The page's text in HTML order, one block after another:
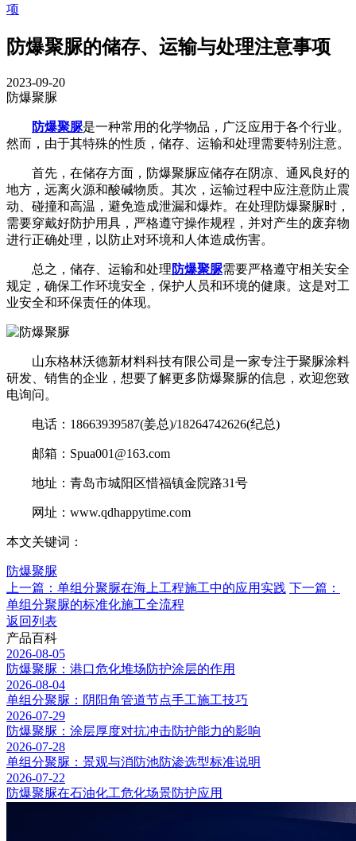
项
防爆聚脲的储存、运输与处理注意事项
2023-09-20
防爆聚脲
防爆聚脲是一种常用的化学物品，广泛应用于各个行业。
然而，由于其特殊的性质，储存、运输和处理需要特别注意。
首先，在储存方面，防爆聚脲应储存在阴凉、通风良好的
地方，远离火源和酸碱物质。其次，运输过程中应注意防止震
动、碰撞和高温，避免造成泄漏和爆炸。在处理防爆聚脲时，
需要穿戴好防护用具，严格遵守操作规程，并对产生的废弃物
进行正确处理，以防止对环境和人体造成伤害。
总之，储存、运输和处理 防爆聚脲需要严格遵守相关安全
规定，确保工作环境安全，保护人员和环境的健康。这是对工
业安全和环保责任的体现。
山东格林沃德新材料科技有限公司是一家专注于聚脲涂料
研发、销售的企业，想要了解更多防爆聚脲的信息，欢迎您致
电询问。
电话：18663939587(姜总)/18264742626(纪总)
邮箱：Spua001@163.com
地址：青岛市城阳区惜福镇金院路31号
网址：www.qdhappytime.com
本文关键词：
防爆聚脲
上一篇：单组分聚脲在海上工程施工中的应用实践 下一篇：
单组分聚脲的标准化施工全流程
返回列表
产品百科
2026-08-05
防爆聚脲：港口危化堆场防护涂层的作用
2026-08-04
单组分聚脲：阴阳角管道节点手工施工技巧
2026-07-29
防爆聚脲：涂层厚度对抗冲击防护能力的影响
2026-07-28
单组分聚脲：景观与消防池防渗选型标准说明
2026-07-22
防爆聚脲在石油化工危化场景防护应用